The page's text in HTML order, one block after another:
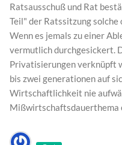
Ratsausschuß und Rat
Teil" der Ratssitzung solche
Wenn es jemals zu einer
vermutlich durchgesickert.
Privatisierungen verknüpft
bis zwei generationen auf
Wirtschaftlichkeit nie
Mißwirtschaftsdauerthema